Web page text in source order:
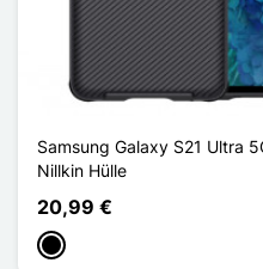
Samsung Galaxy S21 Ultra
Nillkin Hülle
20,99 €
Schwarz